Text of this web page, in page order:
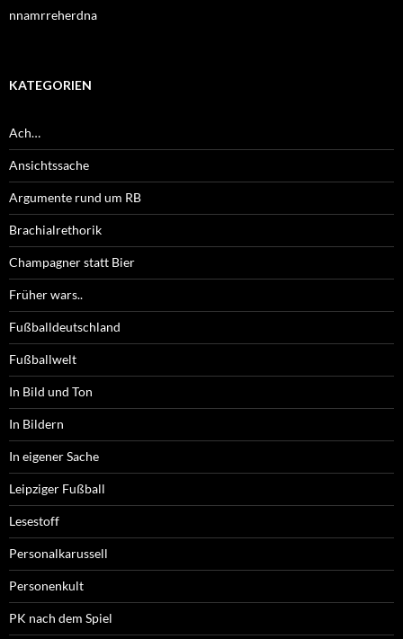
nnamrreherdna
KATEGORIEN
Ach…
Ansichtssache
Argumente rund um RB
Brachialrethorik
Champagner statt Bier
Früher wars..
Fußballdeutschland
Fußballwelt
In Bild und Ton
In Bildern
In eigener Sache
Leipziger Fußball
Lesestoff
Personalkarussell
Personenkult
PK nach dem Spiel